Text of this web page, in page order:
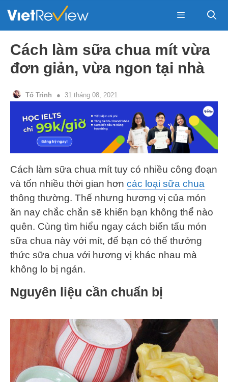
Menu
Cách làm sữa chua mít vừa
đơn giản, vừa ngon tại nhà
Tố Trinh 31 tháng 08, 2021
Cách làm sữa chua mít tuy có nhiều công đoạn
và tốn nhiều thời gian hơn các loại sữa chua
thông thường. Thế nhưng hương vị của món
ăn nay chắc chắn sẽ khiến bạn không thể nào
quên. Cùng tìm hiểu ngay cách biến tấu món
sữa chua này với mít, để bạn có thể thưởng
thức sữa chua với hương vị khác nhau mà
không lo bị ngán.
Nguyên liệu cần chuẩn bị